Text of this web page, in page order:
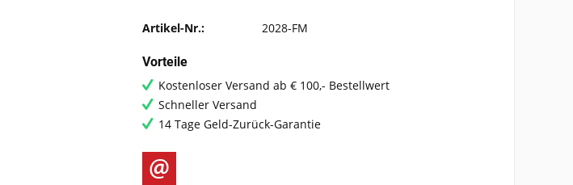
Artikel-Nr.: 2028-FM
Vorteile
Kostenloser Versand ab € 100,- Bestellwert
Schneller Versand
14 Tage Geld-Zurück-Garantie